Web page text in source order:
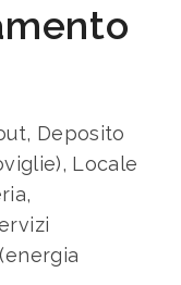
Deposito
Locale